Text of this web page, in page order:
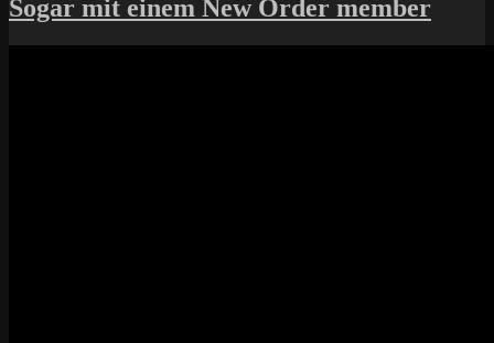
Sogar mit einem New Order member